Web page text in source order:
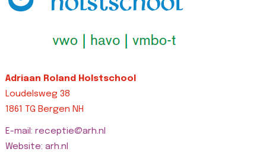
Adriaan Roland Holstschool
Loudelsweg 38
1861 TG Bergen NH
E-mail: receptie@arh.nl
Website: arh.nl